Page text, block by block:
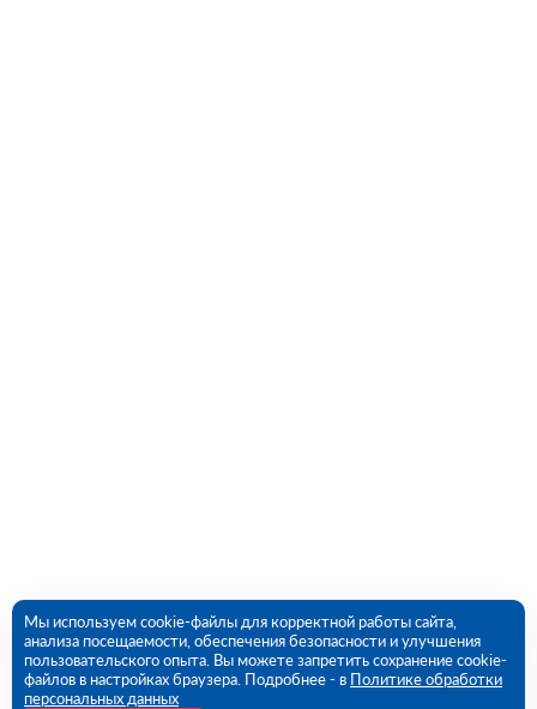
Мы используем cookie-файлы для корректной работы сайта,
анализа посещаемости, обеспечения безопасности и улучшения
пользовательского опыта. Вы можете запретить сохранение cookie-
файлов в настройках браузера. Подробнее - в Политике обработки
персональных данных